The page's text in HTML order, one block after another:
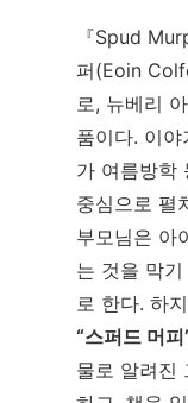
『Spud
퍼(Eoin
로, 뉴베리
품이다. 이
가 여름방학
중심으로 펼
부모님은 아
는 것을 막
로 한다. 하
“스퍼드 머피
물로 알려진